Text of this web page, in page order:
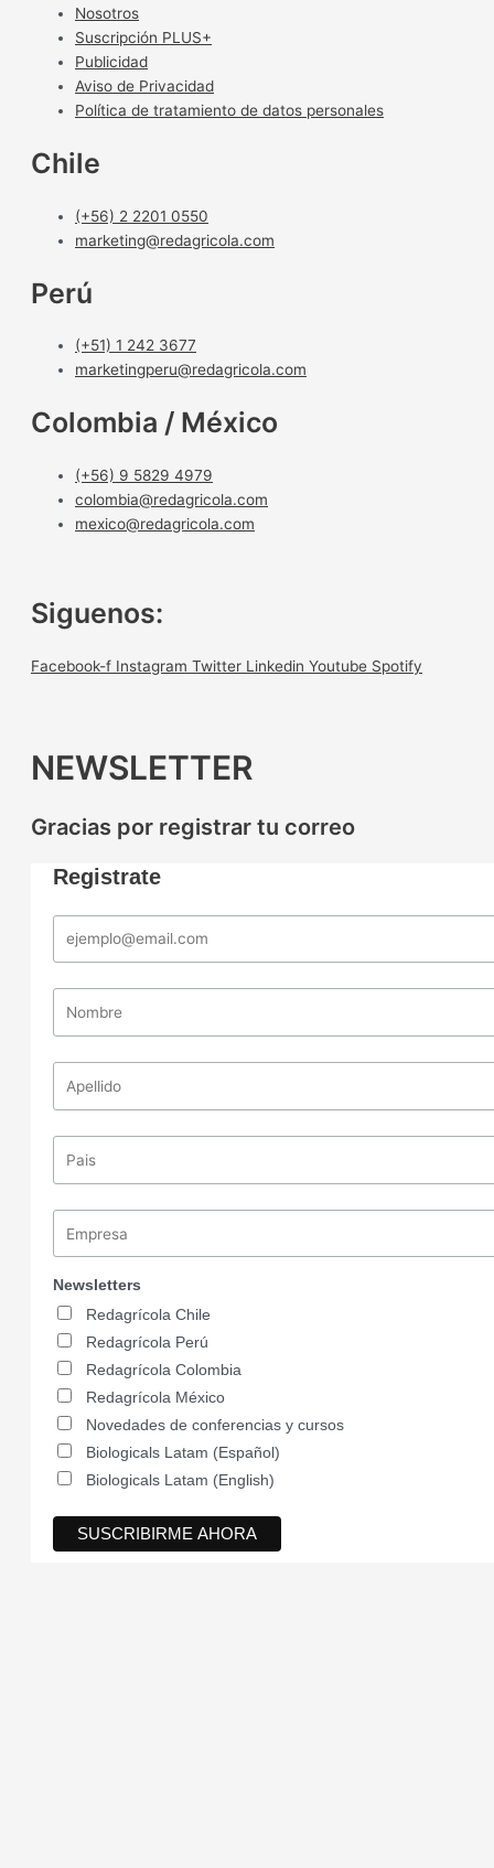
Nosotros
Suscripción PLUS+
Publicidad
Aviso de Privacidad
Política de tratamiento de datos personales
Chile
(+56) 2 2201 0550
marketing@redagricola.com
Perú
(+51) 1 242 3677
marketingperu@redagricola.com
Colombia / México
(+56) 9 5829 4979
colombia@redagricola.com
mexico@redagricola.com
Siguenos:
Facebook-f Instagram Twitter Linkedin Youtube Spotify
NEWSLETTER
Gracias por registrar tu correo
Registrate
Newsletters
Redagrícola Chile
Redagrícola Perú
Redagrícola Colombia
Redagrícola México
Novedades de conferencias y cursos
Biologicals Latam (Español)
Biologicals Latam (English)